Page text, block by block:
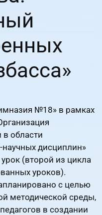
№18» в рамках
в области
научных дисциплин»
(второй из цикла
уроков).
с целью
методической среды,
в создании